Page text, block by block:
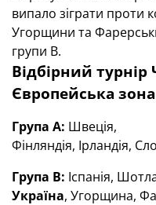
випало зіграти проти
Угорщини та
групи В.
Відбірний
Європейська
Група А: Швеція,
Фінляндія, Ірландія,
Група В: Іспанія,
Україна, Угорщина,